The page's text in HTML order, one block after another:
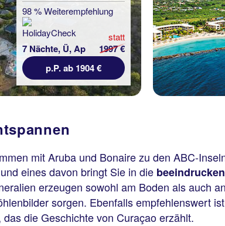
98 % Weiterempfehlung
7 Nächte, Ü, Ap
statt
1997 €
p.P. ab 1904 €
mit Aruba und Bonaire zu den ABC-
und eines davon bringt Sie in die
erzeugen sowohl am Boden als auch
sorgen. Ebenfalls empfehlenswert
die Geschichte von Curaçao erzählt.